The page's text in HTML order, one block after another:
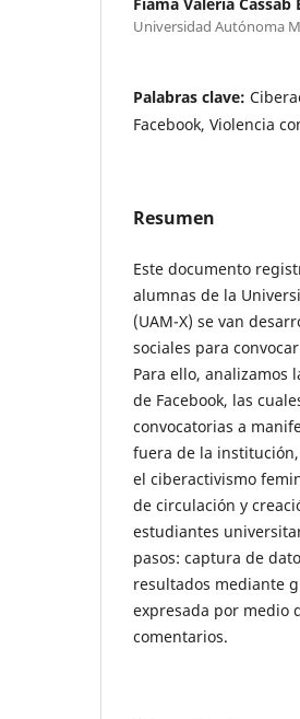
Universidad Autónoma
Palabras clave:
Facebook, Violencia
Resumen
Este documento
alumnas de la
(UAM-X) se van
sociales para
Para ello, analizamos
de Facebook, las
convocatorias a
fuera de la
el ciberactivismo
de circulación y
estudiantes
pasos: captura de
resultados mediante
expresada por medio
comentarios.